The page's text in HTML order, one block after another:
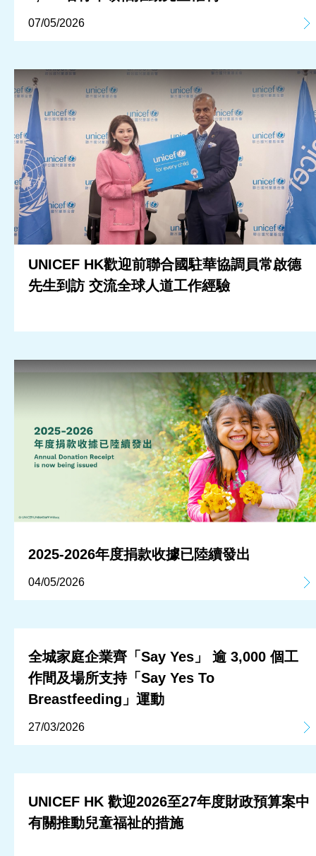
07/05/2026
UNICEF HK歡迎前聯合國駐華協調員常啟德
先生到訪 交流全球人道工作經驗
2025-2026年度捐款收據已陸續發出
04/05/2026
全城家庭企業齊「Say Yes」 逾 3,000 個工
作間及場所支持「Say Yes To
Breastfeeding」運動
27/03/2026
UNICEF HK 歡迎2026至27年度財政預算案中
有關推動兒童福祉的措施